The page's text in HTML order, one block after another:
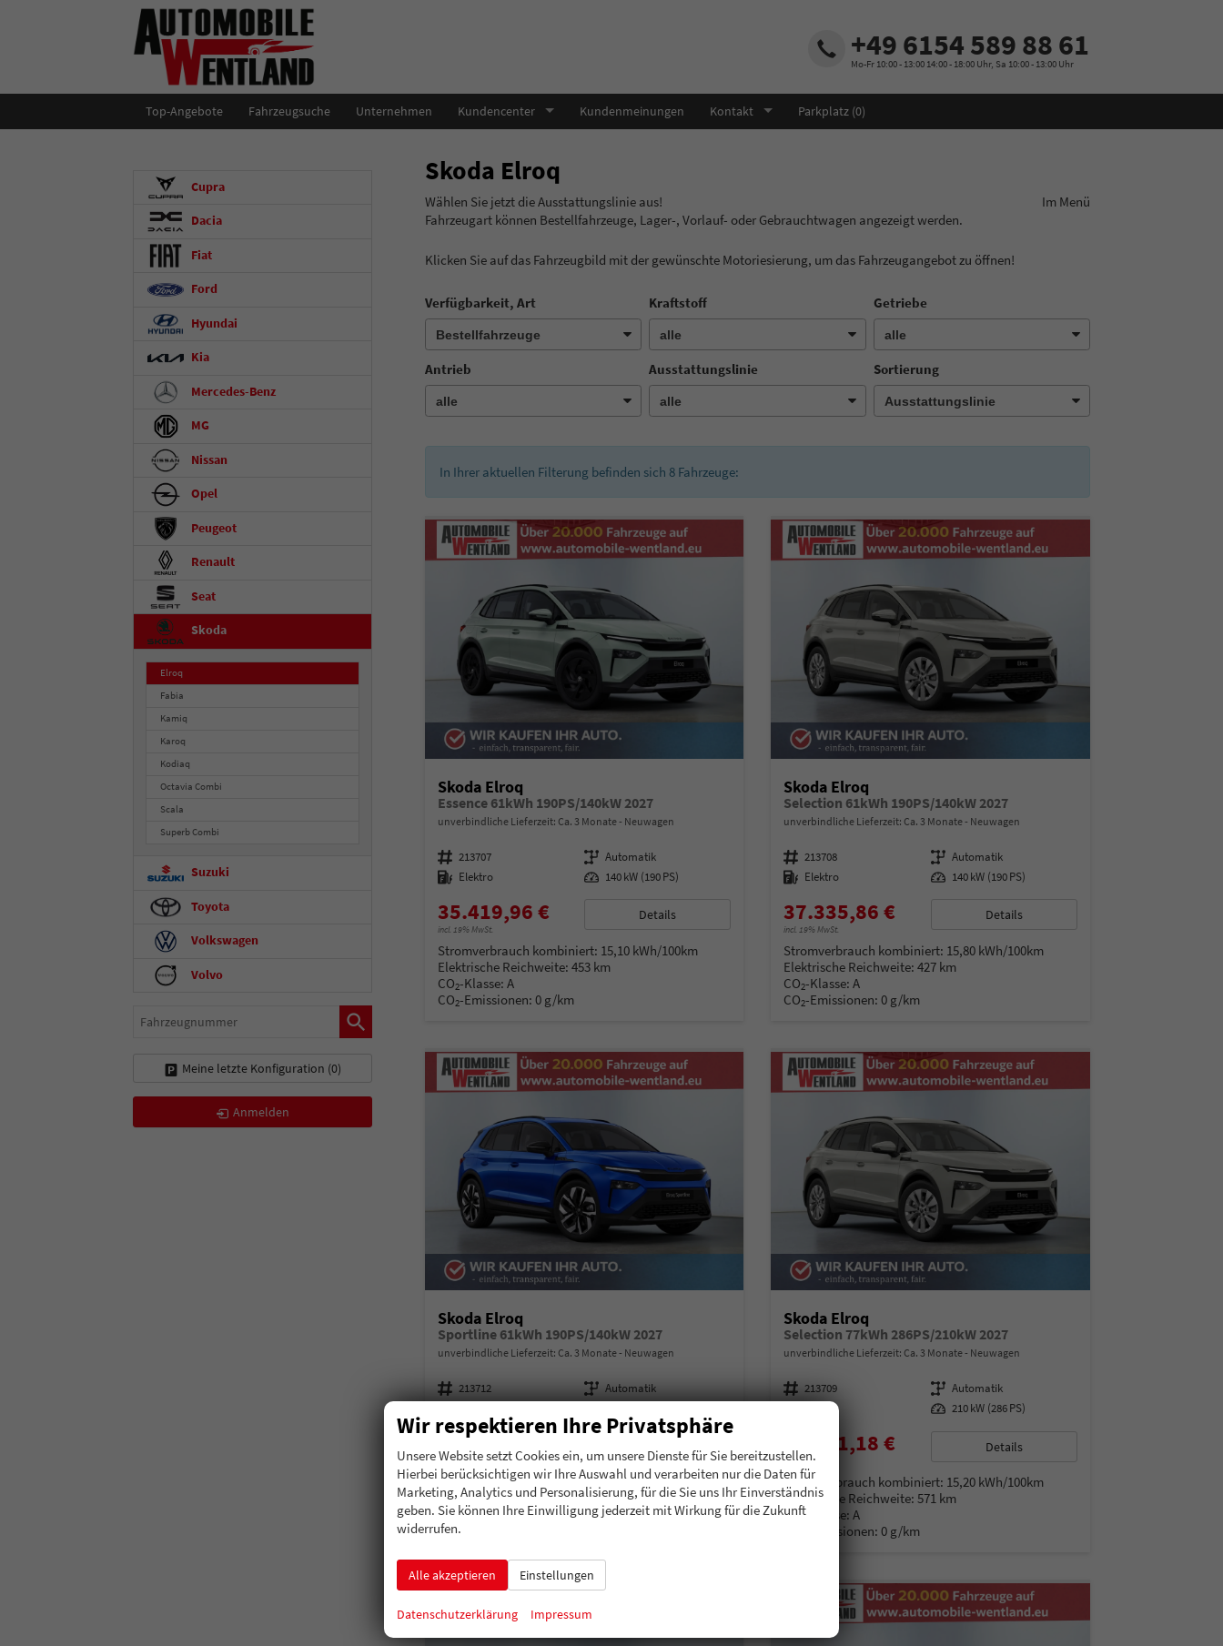
+49 6154 589 88 61
Mo-Fr 10:00 - 13:00 14:00 - 18:00 Uhr, Sa 10:00 - 13:00 Uhr
Top-Angebote Fahrzeugsuche Unternehmen Kundencenter Kundenmeinungen Kontakt Parkplatz (0)
Skoda Elroq
Wählen Sie jetzt die Ausstattungslinie aus! Im Menü
Fahrzeugart können Bestellfahrzeuge, Lager-, Vorlauf- oder Gebrauchtwagen angezeigt werden.
Klicken Sie auf das Fahrzeugbild mit der gewünschte Motoriesierung, um das Fahrzeugangebot zu öffnen!
Verfügbarkeit, Art Kraftstoff Getriebe
Antrieb Ausstattungslinie Sortierung
In Ihrer aktuellen Filterung befinden sich 8Fahrzeuge:
Skoda Elroq
Essence 61kWh 190PS/140kW 2027
unverbindliche Lieferzeit: Ca. 3 Monate Neuwagen
Fahrzeugnummer 213707 Getriebe Automatik
Kraftstoff Elektro Leistung 140 kW (190 PS)
35.419,96 €
incl. 19% MwSt.
Details
Stromverbrauch kombiniert: 15,10 kWh/100km
Elektrische Reichweite: 453 km
CO2-Klasse: A
CO2-Emissionen: 0 g/km
Skoda Elroq
Selection 61kWh 190PS/140kW 2027
unverbindliche Lieferzeit: Ca. 3 Monate Neuwagen
Fahrzeugnummer 213708 Getriebe Automatik
Kraftstoff Elektro Leistung 140 kW (190 PS)
37.335,86 €
incl. 19% MwSt.
Details
Stromverbrauch kombiniert: 15,80 kWh/100km
Elektrische Reichweite: 427 km
CO2-Klasse: A
CO2-Emissionen:0 g/km
Skoda Elroq
Sportline 61kWh 190PS/140kW 2027
unverbindliche Lieferzeit: Ca. 3 Monate Neuwagen
Fahrzeugnummer 213712 Getriebe Automatik
39.889,60 €
incl. 19% MwSt.
Details
Stromverbrauch kombiniert:16,00 kWh/100km
Elektrische Reichweite:424 km
CO2-Klasse:A
CO2-Emissionen:
Skoda Elroq
Selection 77kWh 286PS/210kW 2027
unverbindliche Lieferzeit: Ca. 3 Monate Neuwagen
Fahrzeugnummer 213709 Getriebe Automatik
Elektro Leistung 210 kW (286 PS)
43.081,18 €
incl. 19% MwSt.
Details
Stromverbrauch kombiniert: 15,20 kWh/100km
Elektrische Reichweite: 571 km
CO2-Klasse: A
-Emissionen:0 g/km
Cupra
Dacia
Fiat
Ford
Hyundai
Kia
Mercedes-Benz
MG
Nissan
Opel
Peugeot
Renault
Seat
Skoda
Elroq
Fabia
Kamiq
Karoq
Kodiaq
Octavia Combi
Scala
Superb Combi
Suzuki
Toyota
Volkswagen
Volvo
Fahrzeugnummer
Meine letzte Konfiguration (0)
Anmelden
Wir respektieren Ihre Privatsphäre
Unsere Website setzt Cookies ein, um unsere Dienste für Sie bereitzustellen.
Hierbei berücksichtigen wir Ihre Auswahl und verarbeiten nur die Daten für
Marketing, Analytics und Personalisierung, für die Sie uns Ihr Einverständnis
geben. Sie können Ihre Einwilligung jederzeit mit Wirkung für die Zukunft
widerrufen.
Alle akzeptieren Einstellungen
Datenschutzerklärung Impressum